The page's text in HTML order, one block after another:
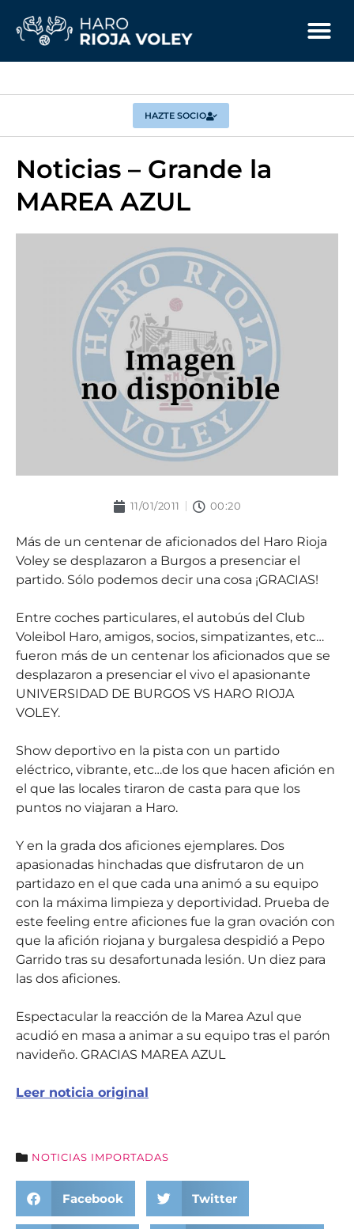
HAZTE SOCIO
Noticias – Grande la
MAREA AZUL
11/01/2011 00:20
Más de un centenar de aficionados del Haro Rioja
Voley se desplazaron a Burgos a presenciar el
partido. Sólo podemos decir una cosa ¡GRACIAS!
Entre coches particulares, el autobús del Club
Voleibol Haro, amigos, socios, simpatizantes, etc…
fueron más de un centenar los aficionados que se
desplazaron a presenciar el vivo el apasionante
UNIVERSIDAD DE BURGOS VS HARO RIOJA
VOLEY.
Show deportivo en la pista con un partido
eléctrico, vibrante, etc…de los que hacen afición en
el que las locales tiraron de casta para que los
puntos no viajaran a Haro.
Y en la grada dos aficiones ejemplares. Dos
apasionadas hinchadas que disfrutaron de un
partidazo en el que cada una animó a su equipo
con la máxima limpieza y deportividad. Prueba de
este feeling entre aficiones fue la gran ovación con
que la afición riojana y burgalesa despidió a Pepo
Garrido tras su desafortunada lesión. Un diez para
las dos aficiones.
Espectacular la reacción de la Marea Azul que
acudió en masa a animar a su equipo tras el parón
navideño. GRACIAS MAREA AZUL
Leer noticia original
NOTICIAS IMPORTADAS
Facebook Twitter